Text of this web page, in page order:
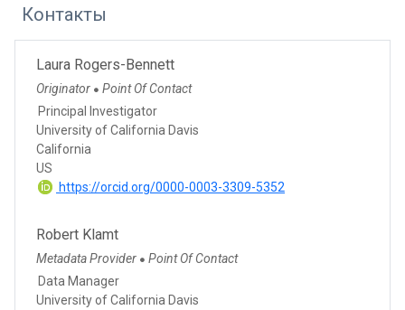
Контакты
Laura Rogers-Bennett
Originator ● Point Of Contact
Principal Investigator
University of California Davis
California
US
https://orcid.org/0000-0003-3309-5352
Robert Klamt
Metadata Provider ● Point Of Contact
Data Manager
University of California Davis